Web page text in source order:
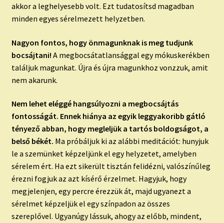
akkor a leghelyesebb volt. Ezt tudatosítsd magadban
minden egyes sérelmezett helyzetben.
Nagyon fontos, hogy önmagunknak is meg tudjunk
bocsájtani! A megbocsátatlansággal egy mókuskerékben
találjuk magunkat. Újra és újra magunkhoz vonzzuk, amit
nem akarunk.
Nem lehet eléggé hangsúlyozni a megbocsájtás
fontosságát. Ennek hiánya az egyik leggyakoribb gátló
tényező abban, hogy megleljük a tartós boldogságot, a
belső békét. Ma próbáljuk ki az alábbi meditációt: hunyjuk
le a szemünket képzeljünk el egy helyzetet, amelyben
sérelem ért. Ha ezt sikerült tisztán felidézni, valószínűleg
érezni fogjuk az azt kísérő érzelmet. Hagyjuk, hogy
megjelenjen, egy percre érezzük át, majd ugyanezt a
sérelmet képzeljük el egy színpadon az összes
szereplővel. Ugyanúgy lássuk, ahogy az előbb, mindent,